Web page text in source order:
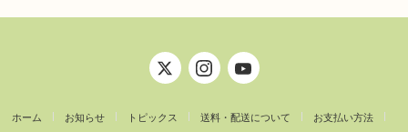
ホーム お知らせ トピックス 送料・配送について お支払い方法